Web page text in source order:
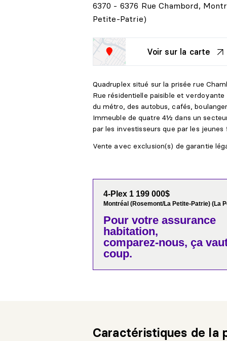
6370 - 6376 Rue Chambord,
Petite-Patrie)
Voir sur la carte
Quadruplex situé sur la prisée rue
Rue résidentielle paisible et
du métro, des autobus, cafés,
Immeuble de quatre 4½ dans un
par les investisseurs que par les
Vente avec exclusion(s) de garantie
4-Plex 1 199 000$
Montréal (Rosemont/La Petite-Patrie) (La
Pour votreassurance
habitation,
comparez-nous, ça
coup.
Caractéristiques de la